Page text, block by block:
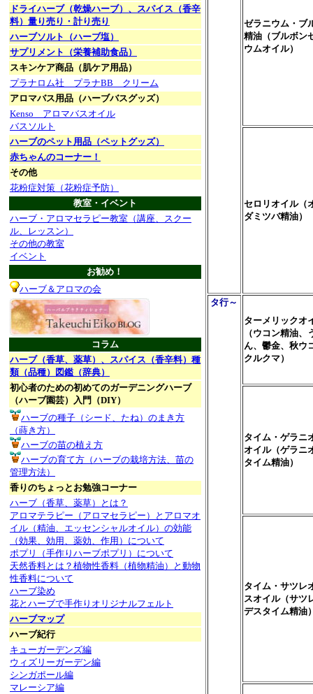
ゼラニウム・ブ
精油（ブルボン
ウムオイル）
セロリオイル（
ダミツバ精油）
タ行～
ターメリックオ
（ウコン精油、
ん、鬱金、秋ウ
クルクマ）
タイム・ゲラニ
オイル（ゲラニ
タイム精油）
タイム・サツレ
スオイル（サツ
デスタイム精油
ドライハーブ（乾燥ハーブ）、スパイス（香辛
料）量り売り・計り売り
ハーブソルト（ハーブ塩）
サプリメント（栄養補助食品）
スキンケア商品（肌ケア用品）
プラナロム社 プラナBB クリーム
アロマバス用品（ハーブバスグッズ）
Kenso アロマバスオイル
バスソルト
ハーブのペット用品（ペットグッズ）
赤ちゃんのコーナー！
その他
花粉症対策（花粉症予防）
教室・イベント
ハーブ・アロマセラピー教室（講座、スクー
ル、レッスン）
その他の教室
イベント
お勧め！
ハーブ＆アロマの会
コラム
ハーブ（香草、薬草）、スパイス（香辛料）種
類（品種）図鑑（辞典）
初心者のための初めてのガーデニングハーブ
（ハーブ園芸）入門（DIY）
ハーブの種子（シード、たね）のまき方
（蒔き方）
ハーブの苗の植え方
ハーブの育て方（ハーブの栽培方法、苗の
管理方法）
香りのちょっとお勉強コーナー
ハーブ（香草、薬草）とは？
アロマテラピー（アロマセラピー）とアロマオ
イル（精油、エッセンシャルオイル）の効能
（効果、効用、薬効、作用）について
ポプリ（手作りハーブポプリ）について
天然香料とは？植物性香料（植物精油）と動物
性香料について
ハーブ染め
花とハーブで手作りオリジナルフェルト
ハーブマップ
ハーブ紀行
キューガーデンズ編
ウィズリーガーデン編
シンガポール編
マレーシア編